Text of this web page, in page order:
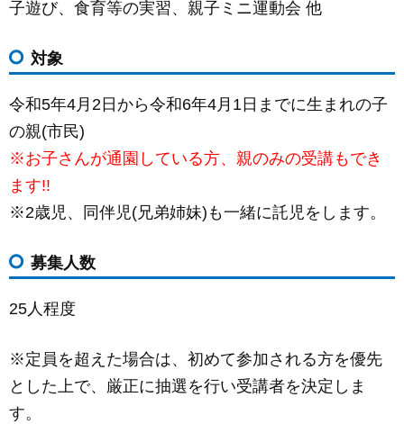
子遊び、食育等の実習、親子ミニ運動会 他
対象
令和5年4月2日から令和6年4月1日までに生まれの子
の親(市民)
※お子さんが通園している方、親のみの受講もでき
ます!!
※2歳児、同伴児(兄弟姉妹)も一緒に託児をします。
募集人数
25人程度
※定員を超えた場合は、初めて参加される方を優先
とした上で、厳正に抽選を行い受講者を決定しま
す。